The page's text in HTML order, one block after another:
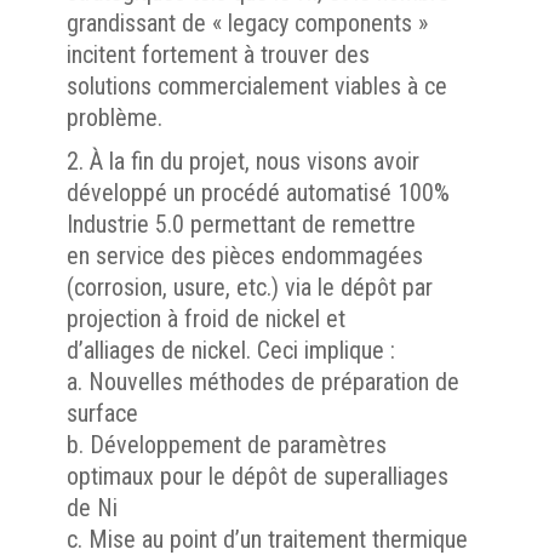
grandissant de « legacy components »
incitent fortement à trouver des
solutions commercialement viables à ce
problème.
À la fin du projet, nous visons avoir
développé un procédé automatisé 100%
Industrie 5.0 permettant de remettre
en service des pièces endommagées
(corrosion, usure, etc.) via le dépôt par
projection à froid de nickel et
d’alliages de nickel. Ceci implique :
a. Nouvelles méthodes de préparation de
surface
b. Développement de paramètres
optimaux pour le dépôt de superalliages
de Ni
c. Mise au point d’un traitement thermique